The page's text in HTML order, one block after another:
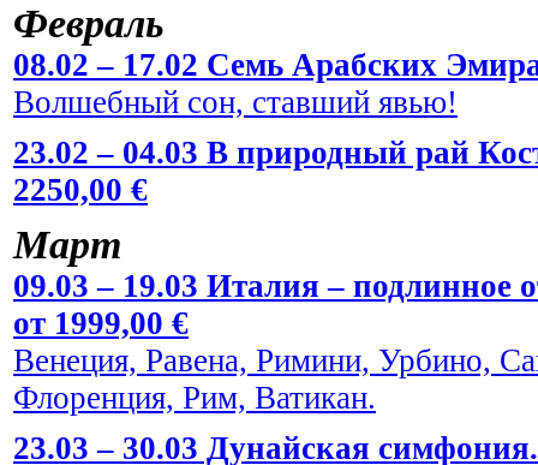
Февраль
08.02 – 17.02 Семь Арабских
Волшебный сон, ставший явью!
23.02 – 04.03 В природный рай
2250,00 €
Март
09.03 – 19.03 Италия –
от 1999,00 €
Венеция, Равена, Римини, Урбино,
Флоренция, Рим, Ватикан.
23.03 – 30.03 Дунайская